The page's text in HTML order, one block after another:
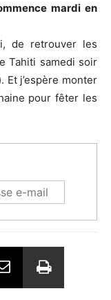
mardi en
de retrouver les
Tahiti samedi soir
Et j’espère monter
pour fêter les